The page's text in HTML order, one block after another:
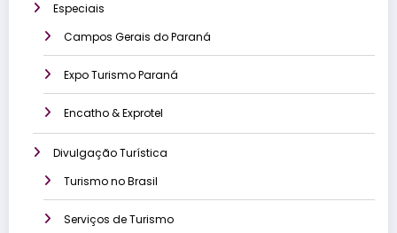
Especiais
Campos Gerais do Paraná
Expo Turismo Paraná
Encatho & Exprotel
Divulgação Turística
Turismo no Brasil
Serviços de Turismo